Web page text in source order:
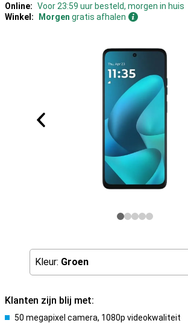
Online: Voor 23:59 uur besteld, morgen in huis
Winkel:
Morgen gratis afhalen
Kleur: Groen
Klanten zijn blij met:
50 megapixel camera, 1080p videokwaliteit